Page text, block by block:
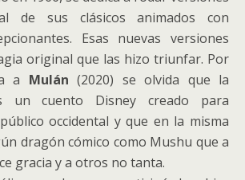
de sus clásicos animados con
Esas nuevas versiones
original que las hizo triunfar. Por
a Mulán (2020) se olvida que la
un cuento Disney creado para
occidental y que en la misma
dragón cómico como Mushu que a
gracia y a otros no tanta.